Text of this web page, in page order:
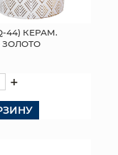
44) КЕРАМ.
+